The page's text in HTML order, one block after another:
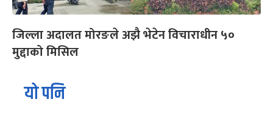
जिल्ला अदालत मोरङले अझै भेटेन विचाराधीन ५०
मुद्दाको मिसिल
यो पनि